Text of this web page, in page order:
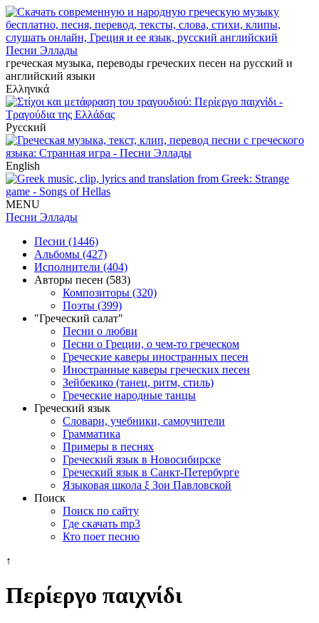
Песни Эллады
греческая музыка, переводы греческих песен на русский и
английский языки
Ελληνικά
Русский
English
MENU
Песни Эллады
Песни (1446)
Альбомы (427)
Исполнители (404)
Авторы песен (583)
Композиторы (320)
Поэты (399)
"Греческий салат"
Песни о любви
Песни о Греции, о чем-то греческом
Греческие каверы иностранных песен
Иностранные каверы греческих песен
Зейбекико (танец, ритм, стиль)
Греческие народные танцы
Греческий язык
Словари, учебники, самоучители
Грамматика
Примеры в песнях
Греческий язык в Новосибирске
Греческий язык в Санкт-Петербурге
Языковая школа ξ Зои Павловской
Поиск
Поиск по сайту
Где скачать mp3
Кто поет песню
↑
Περίεργο παιχνίδι